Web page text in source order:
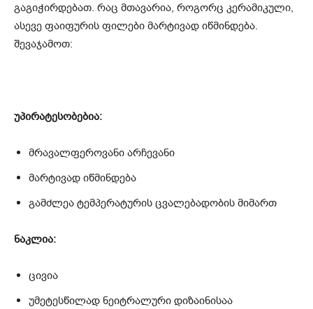
გაგიჭირდებათ. რაც მთავარია, როგორც კერამიკული,
ასევე ფაიფურის ფილები მარტივად იწმინდება.
შევაჯამოთ:
უპირატესობებია:
მრავალფეროვანი არჩევანი
მარტივად იწმინდება
გამძლეა ტემპერატურის ცვალებადობის მიმართ
ნაკლია:
ცივია
უმეტესწილად ნეიტრალური დიზაინისაა